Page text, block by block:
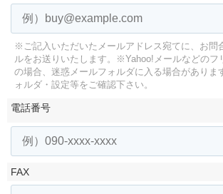
※ご記入いただいたメールアドレス宛てに、お問
ルをお送りいたします。
※Yahoo!メールなどのフ
の場合、迷惑メールフォルダに入る場合がありま
ォルダ・設定等をご確認下さい。
電話番号
FAX